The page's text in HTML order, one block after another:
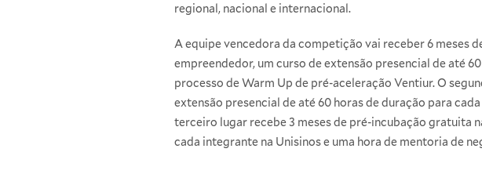
regional, nacional e internacional.
A equipe vencedora da competição vai receber 6 meses
empreendedor, um curso de extensão presencial de até
processo de Warm Up de pré-aceleração Ventiur. O
extensão presencial de até 60 horas de duração para
terceiro lugar recebe 3 meses de pré-incubação gratuita
cada integrante na Unisinos e uma hora de mentoria de